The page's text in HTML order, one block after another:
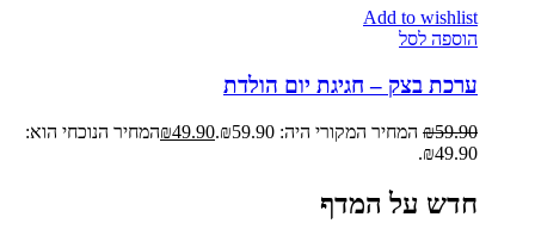
Add to wishlist
הוספה לסל
ערכת בצק – חגיגת יום הולדת
₪59.90 המחיר המקורי היה: ₪59.90. ₪49.90
המחיר הנוכחי הוא:
₪49.90.
חדש על המדף